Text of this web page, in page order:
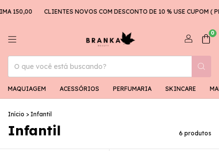
150,00 CLIENTES NOVOS COM DESCONTO DE 10 % USE CUPOM (
0
MAQUIAGEM ACESSÓRIOS PERFUMARIA SKINCARE
Início > Infantil
Infantil 6 produtos